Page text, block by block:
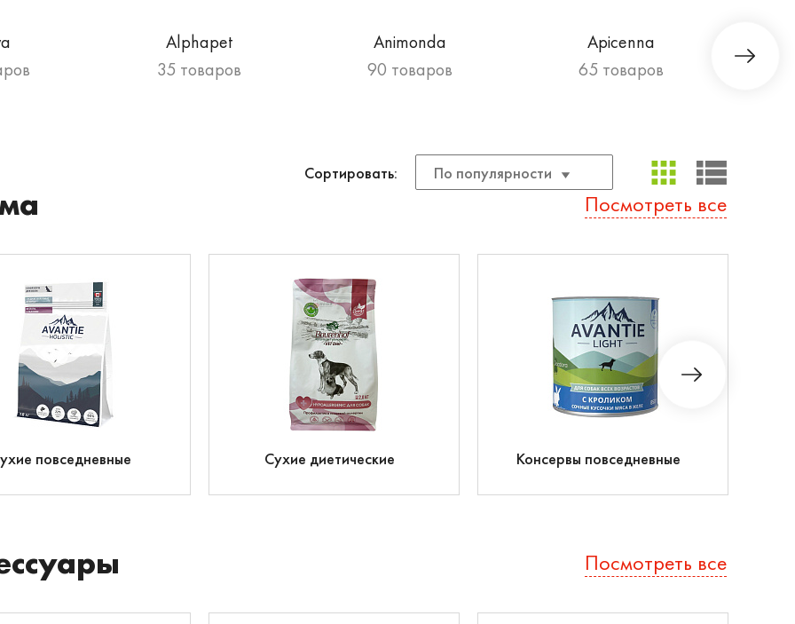
Alphapet
35 товаров
Animonda
90 товаров
Apicenna
65 товаров
Сортировать: По популярности
Посмотреть все
повседневные Сухие диетические Консервы повседневные
Посмотреть все